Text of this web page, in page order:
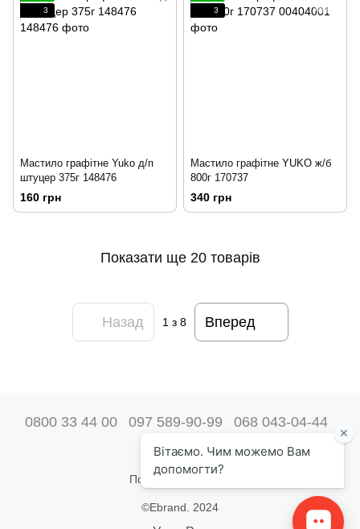
3
Мастило графітне Yuko д/п
штуцер 375г 148476
160 грн
3
Мастило графітне YUKO ж/б
800г 170737
340 грн
Показати ще 20 товарів
Назад 1з 8 Вперед
0800 33 44 00 097 589-90-99 068 043-04-44
Наші контакти
Повна версія сайту
©Ebrand. 2024